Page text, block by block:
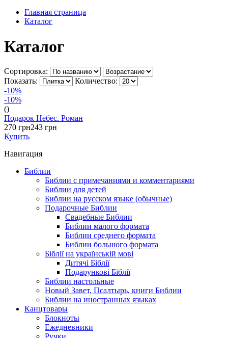
Главная страница
Каталог
Каталог
Сортировка:
Показать:
Количество:
-10%
-10%
()
Подарок Небес. Роман
270 грн243 грн
Купить
Навигация
Библии
Библии с примечаниями и комментариями
Библии для детей
Библии на русском языке (обычные)
Подарочные Библии
Свадебные Библии
Библии малого формата
Библии среднего формата
Библии большого формата
Біблії на українській мові
Дитячі Біблії
Подарункові Біблії
Библии настольные
Новый Завет, Псалтырь, книги Библии
Библии на иностранных языках
Канцтовары
Блокноты
Ежедневники